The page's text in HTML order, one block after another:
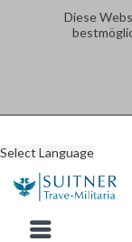
Diese
Select Language